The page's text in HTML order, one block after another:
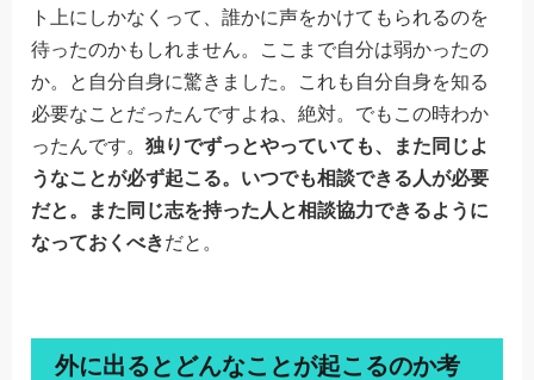
ト上にしかなくって、誰かに声をかけてもられるのを
待ったのかもしれません。ここまで自分は弱かったの
か。と自分自身に驚きました。これも自分自身を知る
必要なことだったんですよね、絶対。でもこの時わか
ったんです。独りでずっとやっていても、また同じよ
うなことが必ず起こる。いつでも相談できる人が必要
だと。また同じ志を持った人と相談協力できるように
なっておくべきだと。
外に出るとどんなことが起こるのか考